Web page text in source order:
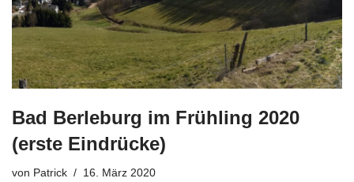
Bad Berleburg im Frühling 2020
(erste Eindrücke)
von Patrick 16. März 2020